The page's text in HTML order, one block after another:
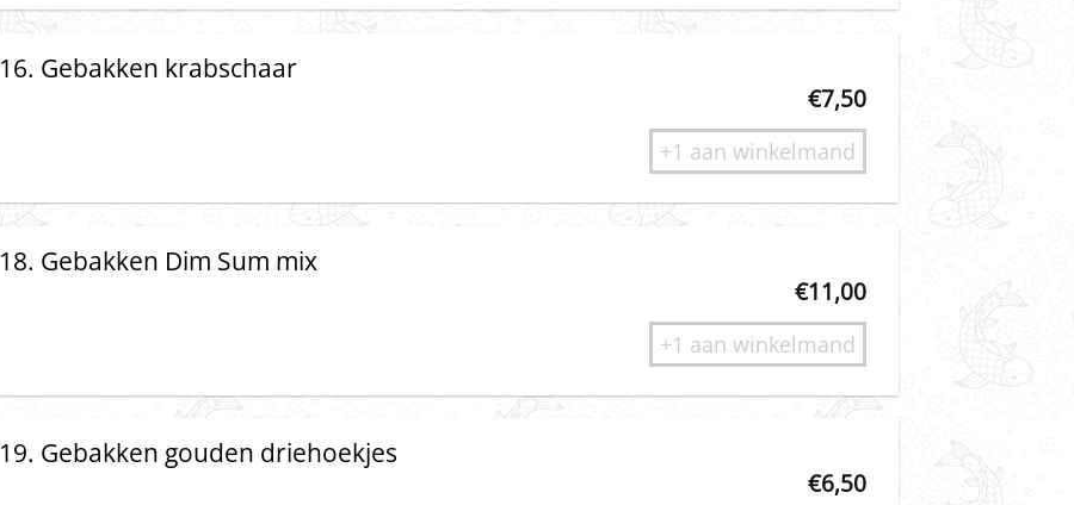
16. Gebakken krabschaar
€7,50
+1 aan winkelmand
18. Gebakken Dim Sum mix
€11,00
+1 aan winkelmand
19. Gebakken gouden driehoekjes
€6,50